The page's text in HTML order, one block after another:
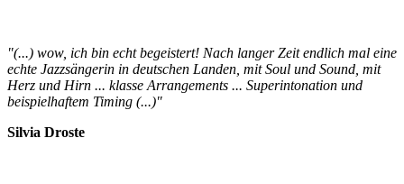
"(...) wow, ich bin echt begeistert! Nach langer Zeit endlich mal eine
echte Jazzsängerin in deutschen Landen, mit Soul und Sound, mit
Herz und Hirn ... klasse Arrangements ... Superintonation und
beispielhaftem Timing (...)"
Silvia Droste